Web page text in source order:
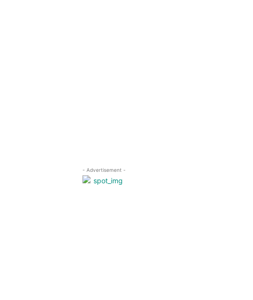
- Advertisement -